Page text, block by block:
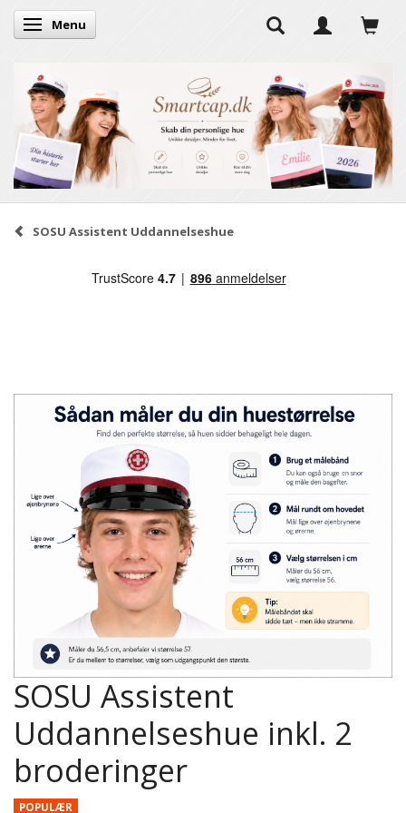
Skifte navigation
Menu
SOSU Assistent Uddannelseshue
SOSU Assistent
Uddannelseshue inkl. 2
broderinger
POPULÆR